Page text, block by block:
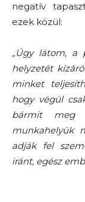
negatív
ezek közül:
„Úgy látom, a
helyzetét
minket
hogy végül
bármit meg
munkahelyük
adják fel
iránt, egész